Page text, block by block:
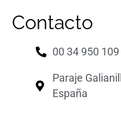
Contacto
00 34 950
Paraje
España